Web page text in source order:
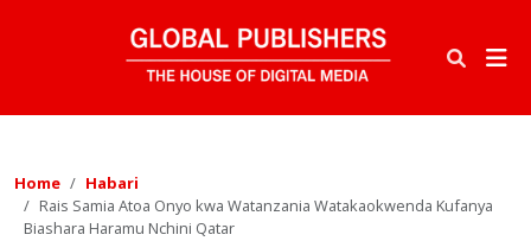
Home
Habari
Rais Samia Atoa Onyo kwa Watanzania Watakaokwenda Kufanya
Biashara Haramu Nchini Qatar